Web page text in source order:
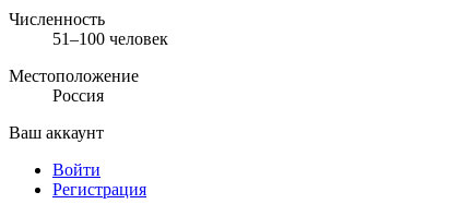
Численность
51–100 человек
Местоположение
Россия
Ваш аккаунт
Войти
Регистрация